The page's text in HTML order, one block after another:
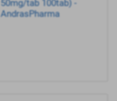
50mg/tab 100tab) -
AndrasPharma